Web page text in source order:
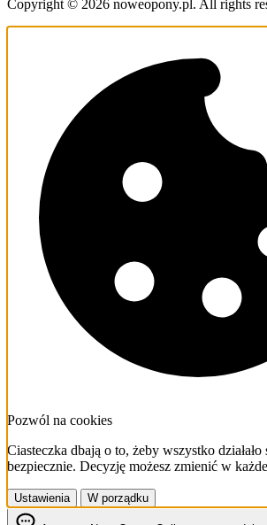
Copyright © 2026 noweopony.pl. All rights
Pozwól na cookies
Ciasteczka dbają o to, żeby wszystko działało
bezpiecznie. Decyzję możesz zmienić w
Ustawienia W porządku